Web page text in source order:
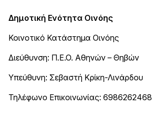
Δημοτική Ενότητα Οινόης
Κοινοτικό Κατάστημα Οινόης
Διεύθυνση: Π.Ε.Ο. Αθηνών – Θηβών
Υπεύθυνη: Σεβαστή Κρίκη-Λινάρδου
Τηλέφωνο Επικοινωνίας: 6986262468